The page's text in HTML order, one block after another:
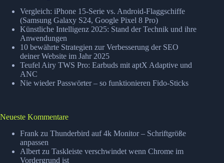
Vergleich: iPhone 15-Serie vs. Android-Flaggschiffe
(Samsung Galaxy S24, Google Pixel 8 Pro)
Künstliche Intelligenz 2025: Stand der Technik und ihre
Anwendungen
10 bewährte Strategien zur Verbesserung der SEO
deiner Website im Jahr 2025
Teufel Airy TWS Pro: Earbuds mit aptX Adaptive und
ANC
Nie wieder Passwörter – so funktionieren Fido-Sticks
Neueste Kommentare
Frank zu Thunderbird auf 4k Monitor – Schriftgröße
anpassen
Albert zu Taskleiste verschwindet wenn Chrome im
Vordergrund ist